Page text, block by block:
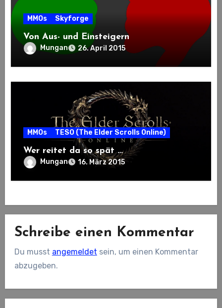
MMOs Skyforge
Von Aus- und Einsteigern
Mungan 26. April 2015
MMOs TESO (The Elder Scrolls Online)
Wer reitet da so spät …
Mungan 16. März 2015
Schreibe einen Kommentar
Du musst angemeldet sein, um einen Kommentar
abzugeben.